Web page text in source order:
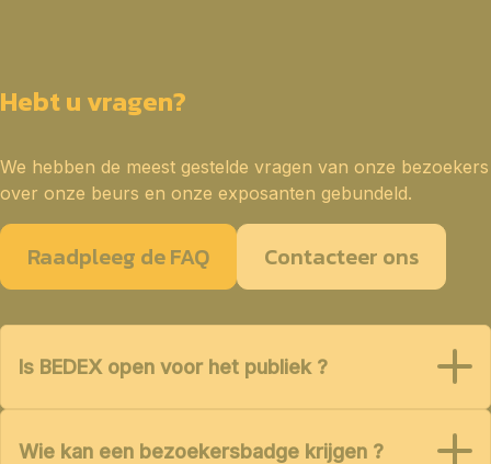
Hebt u vragen?
We hebben de meest gestelde vragen van onze bezoekers
over onze beurs en onze exposanten gebundeld.
Raadpleeg de FAQ Contacteer ons
Is BEDEX open voor het publiek ?
Wie kan een bezoekersbadge krijgen ?